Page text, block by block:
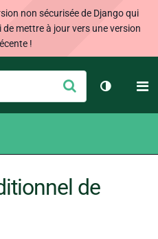
non sécurisée de Django qui
mettre à jour vers une version
!
Envoyer
Changer
de